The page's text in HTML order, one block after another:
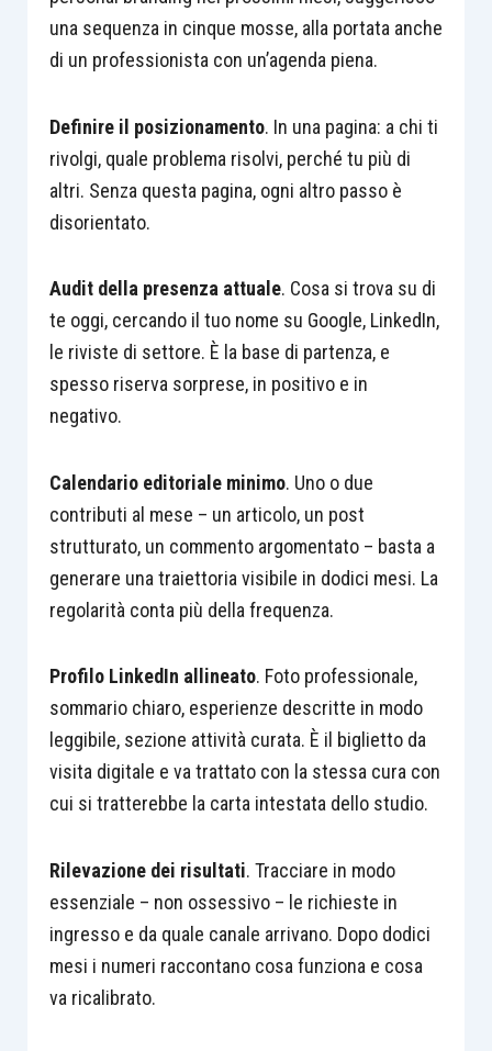
una sequenza in cinque mosse, alla portata anche
di un professionista con un’agenda piena.
Definire il posizionamento. In una pagina: a chi ti
rivolgi, quale problema risolvi, perché tu più di
altri. Senza questa pagina, ogni altro passo è
disorientato.
Audit della presenza attuale. Cosa si trova su di
te oggi, cercando il tuo nome su Google, LinkedIn,
le riviste di settore. È la base di partenza, e
spesso riserva sorprese, in positivo e in
negativo.
Calendario editoriale minimo. Uno o due
contributi al mese – un articolo, un post
strutturato, un commento argomentato – basta a
generare una traiettoria visibile in dodici mesi. La
regolarità conta più della frequenza.
Profilo LinkedIn allineato. Foto professionale,
sommario chiaro, esperienze descritte in modo
leggibile, sezione attività curata. È il biglietto da
visita digitale e va trattato con la stessa cura con
cui si tratterebbe la carta intestata dello studio.
Rilevazione dei risultati. Tracciare in modo
essenziale – non ossessivo – le richieste in
ingresso e da quale canale arrivano. Dopo dodici
mesi i numeri raccontano cosa funziona e cosa
va ricalibrato.